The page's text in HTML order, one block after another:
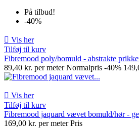
På tilbud!
-40%
 Vis her
Tilføj til kurv
Fibremood poly/bomuld - abstrakte
89,40 kr. per meter Normalpris -40%
 Vis her
Tilføj til kurv
Fibremood jaquard vævet bomuld/hør -
169,00 kr. per meter Pris